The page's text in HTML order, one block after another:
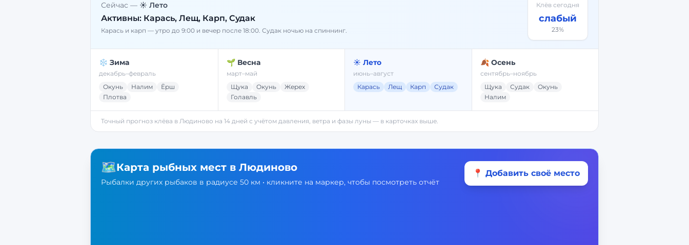
Сейчас — ☀️ Лето
Активны: Карась, Лещ, Карп, Судак
Карась и карп — утро до 9:00 и вечер после 18:00. Судак ночью на спиннинг.
Клёв сегодня
слабый
23%
❄️ Зима
декабрь–февраль
Окунь
Налим
Ёрш
Плотва
🌱 Весна
март–май
Щука
Окунь
Жерех
Голавль
☀️ Лето
июнь–август
Карась
Лещ Карп Судак
🍂 Осень
сентябрь–ноябрь
Щука
Судак
Окунь
Налим
Точный прогноз клёва в Людиново на 14 дней с учётом давления, ветра и фазы луны — в карточках выше.
🗺️Карта рыбных мест в Людиново
Рыбалки других рыбаков в радиусе 50 км • кликните на маркер, чтобы посмотреть отчёт
📍 Добавить своё место